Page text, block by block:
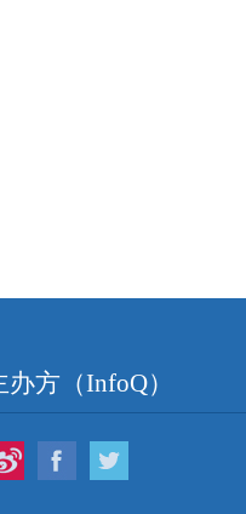
方（InfoQ）
微博 Facebook